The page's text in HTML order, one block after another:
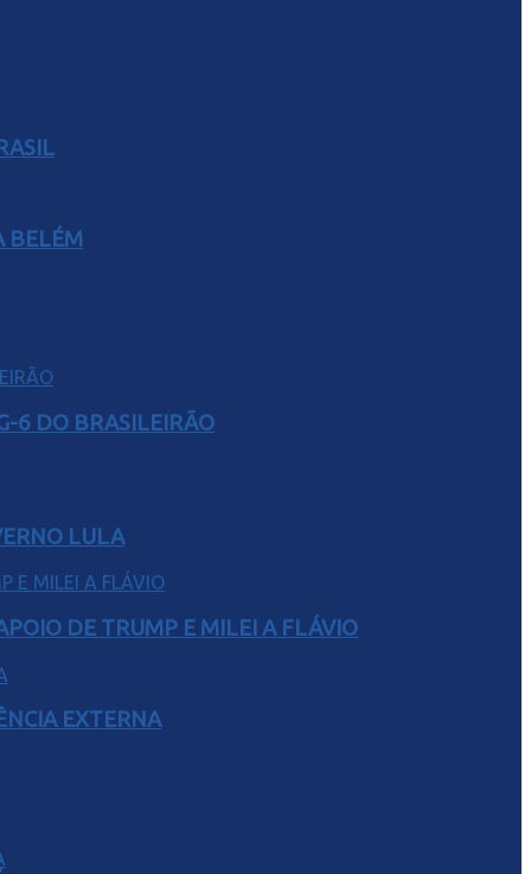
BELÉM
6 DO BRASILEIRÃO
LULA
DE TRUMP E MILEI A FLÁVIO
EXTERNA